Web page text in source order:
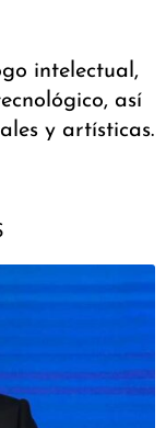
intelectual,
así
y artísticas.